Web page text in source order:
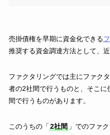
売掛債権を早期に資金化できる
推奨する資金調達方法として、
ファクタリングでは主にファク
者の2社間で行うものと、そこ
間で行うものがあります。
このうちの「 2社間」でのファク